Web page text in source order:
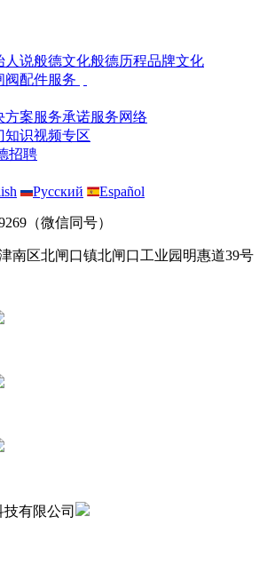
人说般德文化般德历程品牌文化
阀配件服务
方案服务承诺服务网络
知识视频专区
招聘
Русский Español
（微信同号）
南区北闸口镇北闸口工业园明惠道39号
有限公司